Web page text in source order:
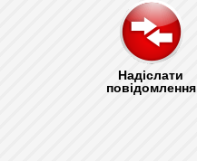
Надіслати
повідомлення